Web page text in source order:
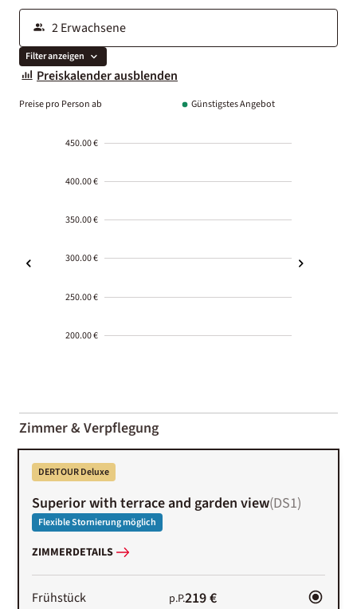
Filter anzeigen
Preiskalender ausblenden
Preise pro Person ab Günstigstes Angebot
450.00 €
400.00 €
350.00 €
300.00 €
250.00 €
200.00 €
01-02
Zimmer & Verpflegung
DERTOUR Deluxe
Superior with terrace and garden view(DS1)
Flexible Stornierung möglich
ZIMMERDETAILS
Frühstück p.P.219 €